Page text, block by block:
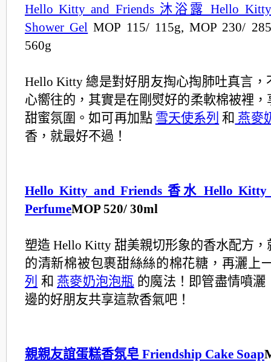
Hello Kitty and Friends 沐浴露 Hello
Shower Gel MOP 115/ 115g, MOP 230/
560g
Hello Kitty 總是對好朋友掏心掏肺吐真言，
心嚮往的， 其實是在剛熨好的柔軟棉被裡，
甜蜜氛圍。如可再加點 雪天使系列 和 燕麥
香，就最好不過！
Hello Kitty and Friends 香水 Hello Kitty
PerfumeMOP 520/ 30ml
塑造 Hello Kitty 甜美親切形象的香水配方，
的清新棉被包裹甜絲絲的棉花糖，再灑上
列 和 燕麥奶泡泡瓶 的魔法！即管盡情噴灑
邊的好朋友共享這款香氣吧！
親親友誼蛋糕香氛皂 Friendship Cake Soap